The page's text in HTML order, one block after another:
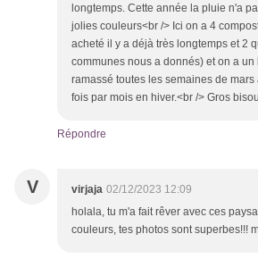
longtemps. Cette année la pluie n'a
jolies couleurs<br /> Ici on a 4
acheté il y a déjà très longtemps et 2
communes nous a donnés) et on a
ramassé toutes les semaines de
fois par mois en hiver.<br /> Gros
Répondre
V virjaja 02/12/2023 12:09
holala, tu m'a fait rêver avec ces
couleurs, tes photos sont superbes!!!